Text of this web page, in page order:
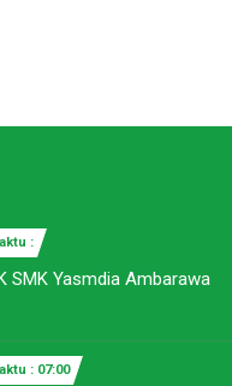
:
SMK Yasmdia Ambarawa
: 07:00